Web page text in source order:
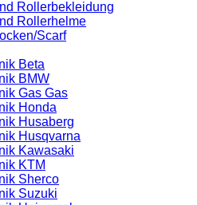
Rollerbekleidung
Rollerhelme
Scarf
Beta
BMW
Gas Gas
Honda
Husaberg
Husqvarna
Kawasaki
KTM
Sherco
Suzuki